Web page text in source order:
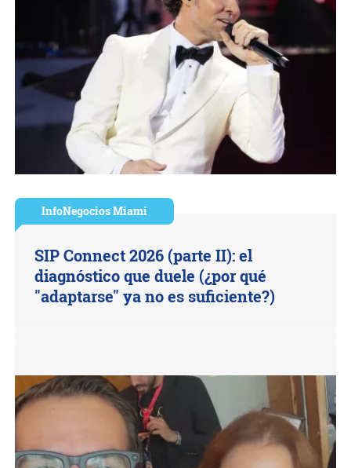
InfoNegocios Miami
SIP Connect 2026 (parte II): el
diagnóstico que duele (¿por qué
"adaptarse" ya no es suficiente?)